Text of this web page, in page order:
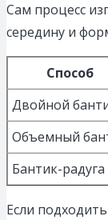
Сам процесс
середину и
Способ
Двойной
Объемный
Бантик-радуга
Если